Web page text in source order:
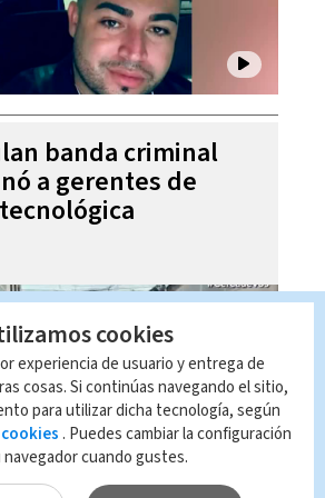
banda criminal
a gerentes de
cookies
experiencia de usuario y entrega de
cosas. Si continúas navegando el sitio,
para utilizar dicha tecnología, según
. Puedes cambiar la configuración
cuando gustes.